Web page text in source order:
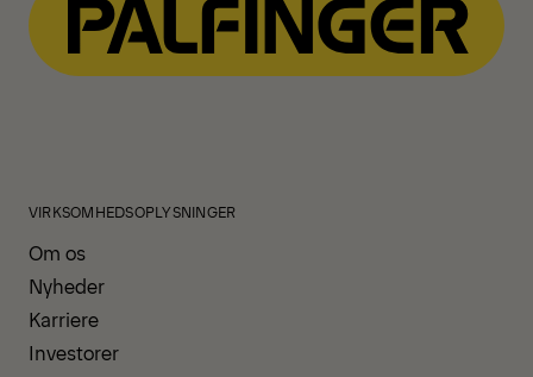
VIRKSOMHEDSOPLYSNINGER
Om os
Nyheder
Karriere
Investorer